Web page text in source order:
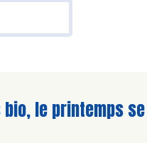
l'article
bio, le printemps se